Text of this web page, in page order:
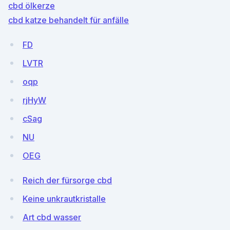
cbd ölkerze
cbd katze behandelt für anfälle
FD
LVTR
oqp
rjHyW
cSag
NU
OEG
Reich der fürsorge cbd
Keine unkrautkristalle
Art cbd wasser